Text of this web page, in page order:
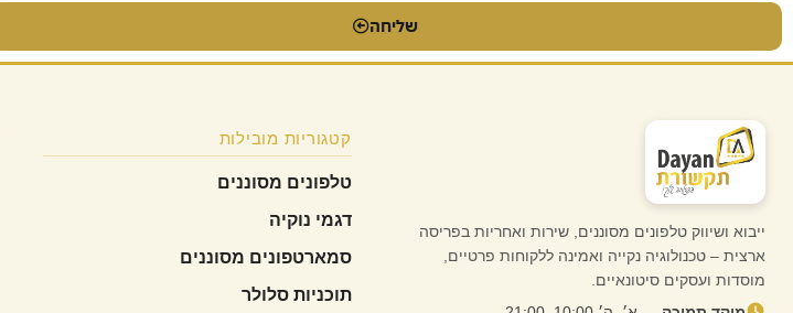
שליחה
ייבוא ושיווק טלפונים מסוננים, שירות ואחריות בפריסה
ארצית – טכנולוגיה נקייה ואמינה ללקוחות פרטיים,
מוסדות ועסקים סיטונאיים.
קטגוריות מובילות
טלפונים מסוננים
דגמי נוקיה
סמארטפונים מסוננים
תוכניות סלולר